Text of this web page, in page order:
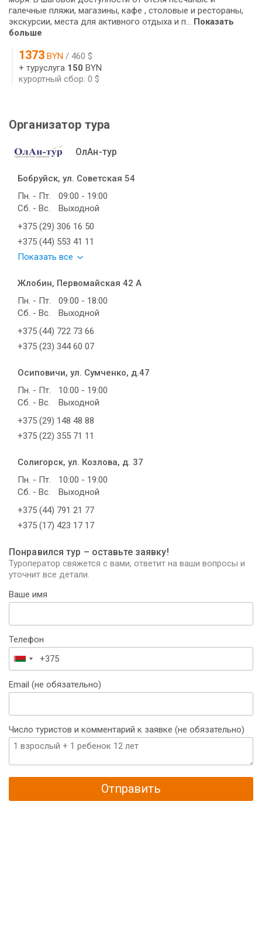
галечные пляжи, магазины, кафе , столовые и рестораны,
экскурсии, места для активного отдыха и п... Показать
больше
1373 BYN / 460 $
+ туруслуга 150 BYN
курортный сбор: 0 $
Организатор тура
ОлАн-тур
Бобруйск, ул. Советская 54
Пн. - Пт.
09:00 - 19:00
Сб. - Вс.
Выходной
+375 (29) 306 16 50
+375 (44) 553 41 11
Показать все
Жлобин, Первомайская 42 А
Пн. - Пт.
09:00 - 18:00
Сб. - Вс.
Выходной
+375 (44) 722 73 66
+375 (23) 344 60 07
Осиповичи, ул. Сумченко, д.47
Пн. - Пт.
10:00 - 19:00
Сб. - Вс.
Выходной
+375 (29) 148 48 88
+375 (22) 355 71 11
Солигорск, ул. Козлова, д. 37
Пн. - Пт.
10:00 - 19:00
Сб. - Вс.
Выходной
+375 (44) 791 21 77
+375 (17) 423 17 17
Понравился тур – оставьте заявку!
Туроператор свяжется с вами, ответит на ваши вопросы и
уточнит все детали.
Ваше имя
Телефон
Беларусь
+375
Email (не обязательно)
Число туристов и комментарий к заявке (не обязательно)
Отправить